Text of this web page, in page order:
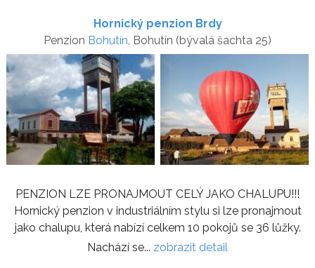
Hornický penzion Brdy
Penzion Bohutín , Bohutín (bývalá šachta 25)
PENZION LZE PRONAJMOUT CELÝ JAKO CHALUPU!!!
Hornický penzion v industriálním stylu si lze pronajmout
jako chalupu, která nabízí celkem 10 pokojů se 36 lůžky.
Nachází se... zobrazit detail